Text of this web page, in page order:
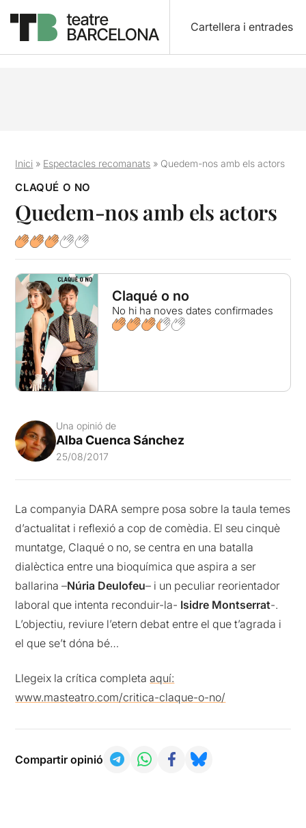
Cartellera i entrades
Inici » Espectacles recomanats » Quedem-nos amb els actors
CLAQUÉ O NO
Quedem-nos amb els actors
Claqué o no
No hi ha noves dates confirmades
Una opinió de
Alba Cuenca Sánchez
25/08/2017
La companyia DARA sempre posa sobre la taula temes
d’actualitat i reflexió a cop de comèdia. El seu cinquè
muntatge, Claqué o no, se centra en una batalla
dialèctica entre una bioquímica que aspira a ser
ballarina –Núria Deulofeu– i un peculiar reorientador
laboral que intenta reconduir-la- Isidre Montserrat-.
L’objectiu, reviure l’etern debat entre el que t’agrada i
el que se’t dóna bé…
Llegeix la crítica completaaquí:
www.masteatro.com/critica-claque-o-no/
Compartir opinió